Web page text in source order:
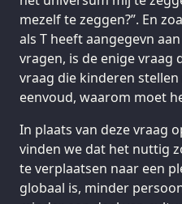
mezelf te zeggen?”. En
als T heeft aangegevn
vragen, is de enige vraag
vraag die kinderen
eenvoud, waarom moet
In plaats van deze vraag
vinden we dat het nuttig
te verplaatsen naar een
globaal is, minder